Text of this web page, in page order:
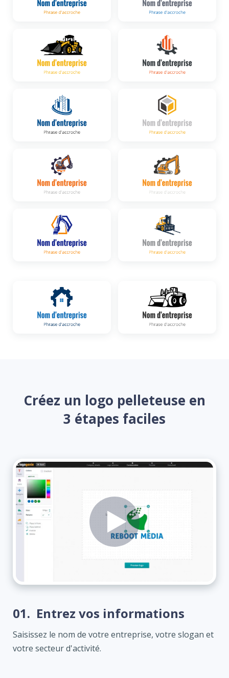
Créez un logo pelleteuse en
3 étapes faciles
01. Entrez vos informations
Saisissez le nom de votre entreprise, votre slogan et
votre secteur d'activité.